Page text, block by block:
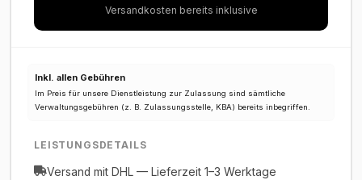
Versandkosten bereits inklusive
Inkl. allen Gebühren
Im Preis für unsere Dienstleistung zur Zulassung sind sämtliche
Verwaltungsgebühren (z. B. Zulassungsstelle, KBA) bereits inbegriffen.
LEISTUNGSDETAILS
Versand mit DHL — Lieferzeit 1–3 Werktage